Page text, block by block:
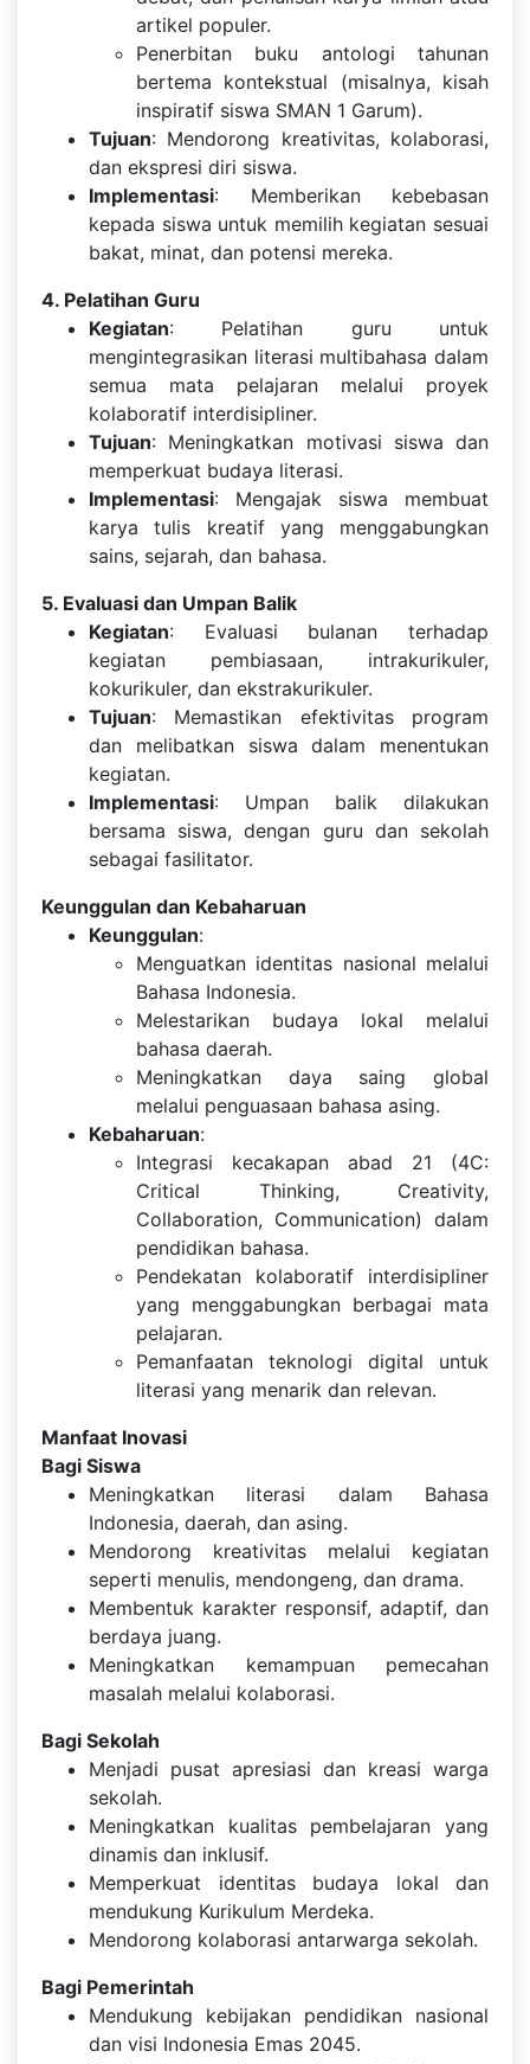
artikel populer.
Penerbitan buku antologi tahunan
bertema kontekstual (misalnya, kisah
inspiratif siswa SMAN 1 Garum).
Tujuan: Mendorong kreativitas, kolaborasi,
dan ekspresi diri siswa.
Implementasi: Memberikan kebebasan
kepada siswa untuk memilih kegiatan sesuai
bakat, minat, dan potensi mereka.
4. Pelatihan Guru
Kegiatan: Pelatihan guru untuk
mengintegrasikan literasi multibahasa dalam
semua mata pelajaran melalui proyek
kolaboratif interdisipliner.
Tujuan: Meningkatkan motivasi siswa dan
memperkuat budaya literasi.
Implementasi: Mengajak siswa membuat
karya tulis kreatif yang menggabungkan
sains, sejarah, dan bahasa.
5. Evaluasi dan Umpan Balik
Kegiatan: Evaluasi bulanan terhadap
kegiatan pembiasaan, intrakurikuler,
kokurikuler, dan ekstrakurikuler.
Tujuan: Memastikan efektivitas program
dan melibatkan siswa dalam menentukan
kegiatan.
Implementasi: Umpan balik dilakukan
bersama siswa, dengan guru dan sekolah
sebagai fasilitator.
Keunggulan dan Kebaharuan
Keunggulan:
Menguatkan identitas nasional melalui
Bahasa Indonesia.
Melestarikan budaya lokal melalui
bahasa daerah.
Meningkatkan daya saing global
melalui penguasaan bahasa asing.
Kebaharuan:
Integrasi kecakapan abad 21 (4C:
Critical Thinking, Creativity,
Collaboration, Communication) dalam
pendidikan bahasa.
Pendekatan kolaboratif interdisipliner
yang menggabungkan berbagai mata
pelajaran.
Pemanfaatan teknologi digital untuk
literasi yang menarik dan relevan.
Manfaat Inovasi
Bagi Siswa
Meningkatkan literasi dalam Bahasa
Indonesia, daerah, dan asing.
Mendorong kreativitas melalui kegiatan
seperti menulis, mendongeng, dan drama.
Membentuk karakter responsif, adaptif, dan
berdaya juang.
Meningkatkan kemampuan pemecahan
masalah melalui kolaborasi.
Bagi Sekolah
Menjadi pusat apresiasi dan kreasi warga
sekolah.
Meningkatkan kualitas pembelajaran yang
dinamis dan inklusif.
Memperkuat identitas budaya lokal dan
mendukung Kurikulum Merdeka.
Mendorong kolaborasi antarwarga sekolah.
Bagi Pemerintah
Mendukung kebijakan pendidikan nasional
dan visi Indonesia Emas 2045.